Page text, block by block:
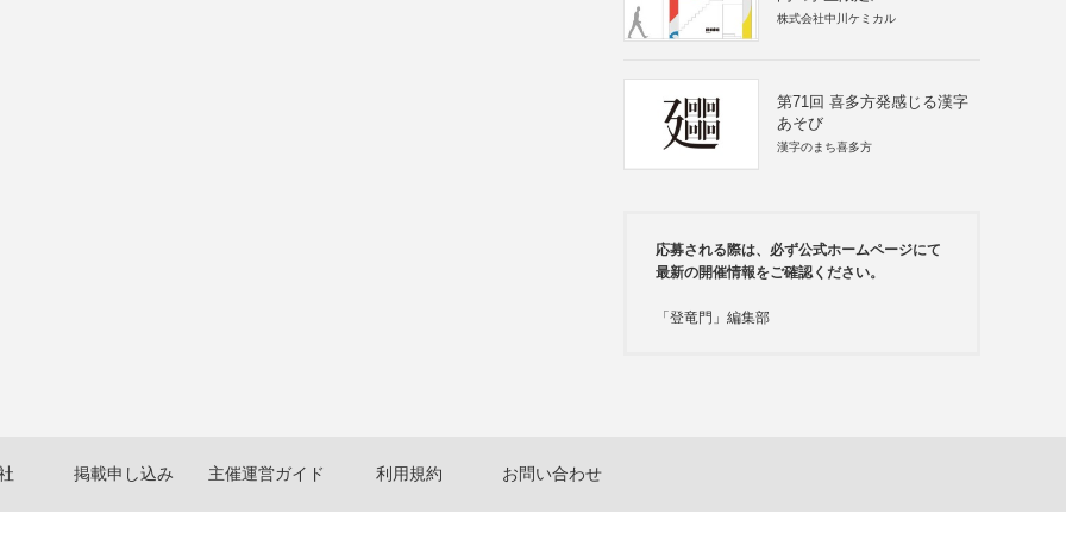
株式会社中川ケミカル
第71回 喜多方発感じる漢字
あそび
漢字のまち喜多方
応募される際は、必ず公式ホームページにて
最新の開催情報をご確認ください。
「登竜門」編集部
掲載申し込み 主催運営ガイド 利用規約 お問い合わせ